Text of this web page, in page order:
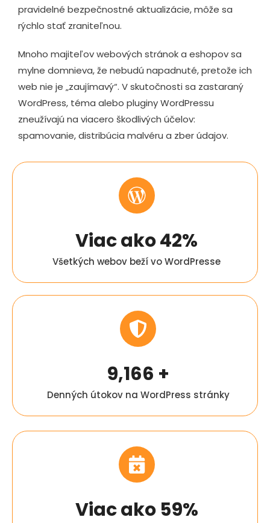
pravidelné bezpečnostné aktualizácie, môže sa
rýchlo stať zraniteľnou.
Mnoho majiteľov webových stránok a eshopov sa
mylne domnieva, že nebudú napadnuté, pretože ich
web nie je „zaujímavý“. V skutočnosti sa zastaraný
WordPress, téma alebo pluginy WordPressu
zneužívajú na viacero škodlivých účelov:
spamovanie, distribúcia malvéru a zber údajov.
Viac ako43%
Všetkých webov beží vo WordPresse
10,000+
Denných útokov na WordPress stránky
Viac ako 60%